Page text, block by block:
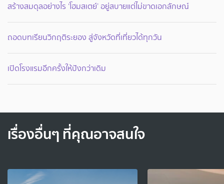
สร้างสมดุลอย่างไร ‘โฮมสเตย์’ อยู่สบายแต่ไม่ขาดเอกลักษณ์
ถอดบทเรียนวิกฤติระยอง สู่จังหวัดที่เที่ยวได้ทุกวัน
เปิดโรงแรมอีกครั้งให้ปังกว่าเดิม
เรื่องอื่นๆ ที่คุณอาจสนใจ